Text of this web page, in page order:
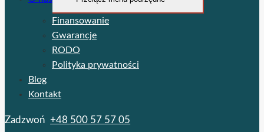
Finansowanie
Gwarancje
RODO
Polityka prywatności
Blog
Kontakt
Zadzwoń +48 500 57 57 05